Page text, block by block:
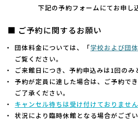
下記の予約フォームにてお申し
■ ご予約に関するお願い
団体料金については、「学校および団
ご覧ください。
ご来館日につき、予約申込みは1回のみ
予約が定員に達した場合は、ご予約で
ご了承ください。
キャンセル待ちは受け付けておりません
状況により臨時休館となる場合がござ